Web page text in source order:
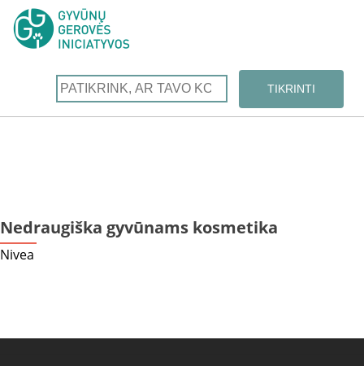
Nedraugiška gyvūnams kosmetika
Nivea